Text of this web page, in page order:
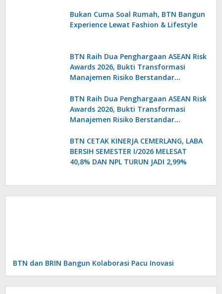
Bukan Cuma Soal Rumah, BTN Bangun
Experience Lewat Fashion & Lifestyle
BTN Raih Dua Penghargaan ASEAN Risk
Awards 2026, Bukti Transformasi
Manajemen Risiko Berstandar
Berkelanjutan
BTN Raih Dua Penghargaan ASEAN Risk
Awards 2026, Bukti Transformasi
Manajemen Risiko Berstandar
Berkelanjutan
BTN CETAK KINERJA CEMERLANG, LABA
BERSIH SEMESTER I/2026 MELESAT
40,8% DAN NPL TURUN JADI 2,99%
BTN dan BRIN Bangun Kolaborasi Pacu Inovasi